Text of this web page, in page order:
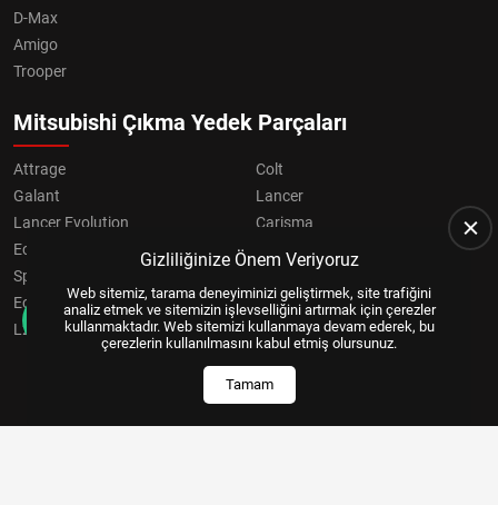
D-Max
Amigo
Trooper
Mitsubishi Çıkma Yedek Parçaları
Attrage
Colt
Galant
Lancer
Lancer Evolution
Carisma
Eclipse
Grandis
Space Star
Eclipse Cross
OUTLANDER
L200
Pajero
Gizliliğinize Önem Veriyoruz
Web sitemiz, tarama deneyiminizi geliştirmek, site trafiğini
analiz etmek ve sitemizin işlevselliğini artırmak için çerezler
kullanmaktadır. Web sitemizi kullanmaya devam ederek, bu
çerezlerin kullanılmasını kabul etmiş olursunuz.
Tamam